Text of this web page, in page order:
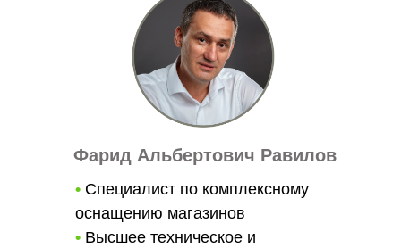
Фарид Альбертович Равилов
• Специалист по комплексному
оснащению магазинов
• Высшее техническое и